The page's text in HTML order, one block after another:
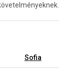
Sofia